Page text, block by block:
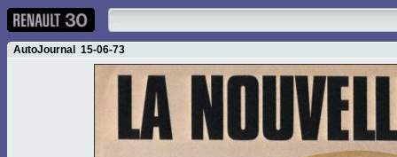
AutoJournal 15-06-73